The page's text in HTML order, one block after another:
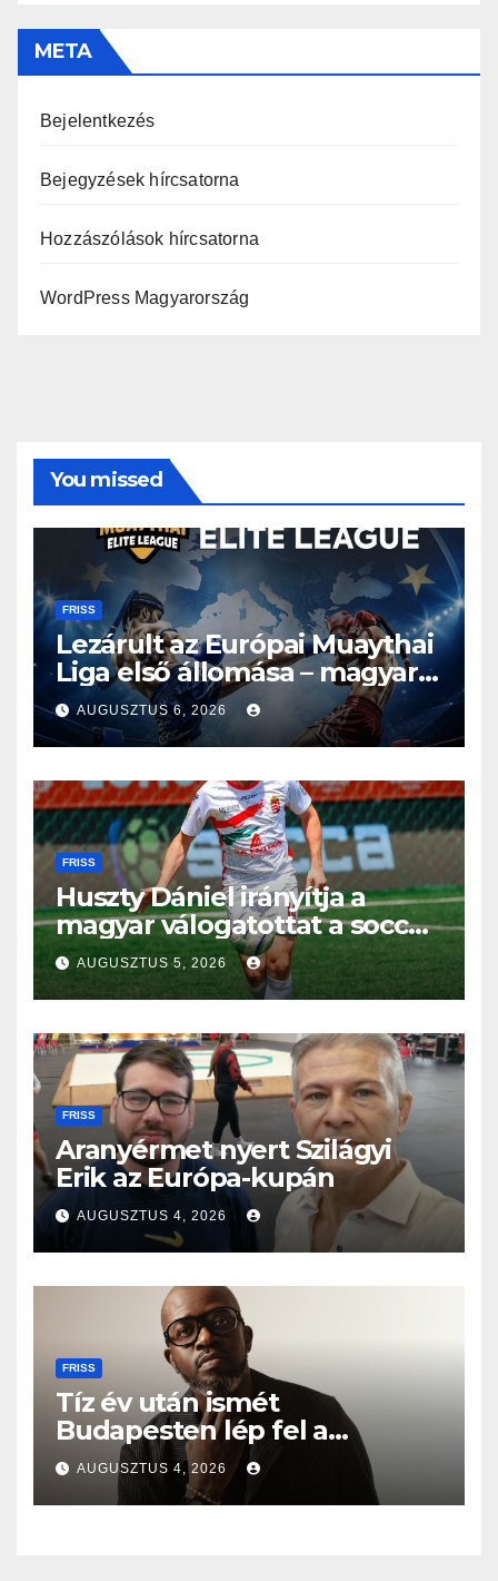
META
Bejelentkezés
Bejegyzések hírcsatorna
Hozzászólások hírcsatorna
WordPress Magyarország
You missed
FRISS
Lezárult az Európai Muaythai
Liga első állomása – magyar
részvétellel debütált az új
sorozat
AUGUSZTUS 6, 2026
FRISS
Huszty Dániel irányítja a
magyar válogatottat a socca-
világbajnokságon
AUGUSZTUS 5, 2026
FRISS
Aranyérmet nyert Szilágyi
Erik az Európa-kupán
AUGUSZTUS 4, 2026
FRISS
Tíz év után ismét
Budapesten lép fel a
Grammy-díjas világsztár
AUGUSZTUS 4, 2026